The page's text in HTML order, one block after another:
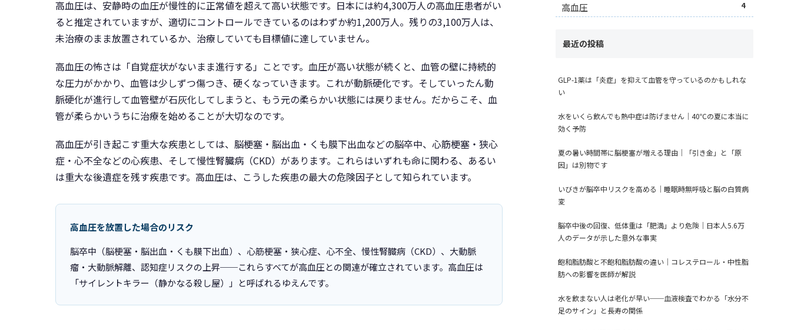
高血圧は、安静時の血圧が慢性的に正常値を超えて高い状態です。日本には約4,300万人の高血圧患者がい
ると推定されていますが、適切にコントロールできているのはわずか約1,200万人。残りの3,100万人は、
未治療のまま放置されているか、治療していても目標値に達していません。
高血圧の怖さは「自覚症状がないまま進行する」ことです。血圧が高い状態が続くと、血管の壁に持続的
な圧力がかかり、血管は少しずつ傷つき、硬くなっていきます。これが動脈硬化です。そしていったん動
脈硬化が進行して血管壁が石灰化してしまうと、もう元の柔らかい状態には戻りません。だからこそ、血
管が柔らかいうちに治療を始めることが大切なのです。
高血圧が引き起こす重大な疾患としては、脳梗塞・脳出血・くも膜下出血などの脳卒中、心筋梗塞・狭心
症・心不全などの心疾患、そして慢性腎臓病（CKD）があります。これらはいずれも命に関わる、あるい
は重大な後遺症を残す疾患です。高血圧は、こうした疾患の最大の危険因子として知られています。
高血圧を放置した場合のリスク
脳卒中（脳梗塞・脳出血・くも膜下出血）、心筋梗塞・狭心症、心不全、慢性腎臓病（CKD）、大動脈
瘤・大動脈解離、認知症リスクの上昇──これらすべてが高血圧との関連が確立されています。高血圧は
「サイレントキラー（静かなる殺し屋）」と呼ばれるゆえんです。
高血圧 4
最近の投稿
GLP-1薬は「炎症」を抑えて血管を守っているのかもしれな
い
水をいくら飲んでも熱中症は防げません｜40℃の夏に本当に
効く予防
夏の暑い時間帯に脳梗塞が増える理由｜「引き金」と「原
因」は別物です
いびきが脳卒中リスクを高める｜睡眠時無呼吸と脳の白質病
変
脳卒中後の回復、低体重は「肥満」より危険｜日本人5.6万
人のデータが示した意外な事実
飽和脂肪酸と不飽和脂肪酸の違い｜コレステロール・中性脂
肪への影響を医師が解説
水を飲まない人は老化が早い──血液検査でわかる「水分不
足のサイン」と長寿の関係